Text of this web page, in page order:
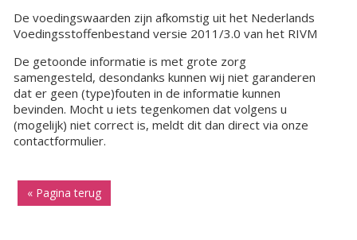
De voedingswaarden zijn afkomstig uit het Nederlands
Voedingsstoffenbestand versie 2011/3.0 van het RIVM
De getoonde informatie is met grote zorg
samengesteld, desondanks kunnen wij niet garanderen
dat er geen (type)fouten in de informatie kunnen
bevinden. Mocht u iets tegenkomen dat volgens u
(mogelijk) niet correct is, meldt dit dan direct via onze
contactformulier.
« Pagina terug